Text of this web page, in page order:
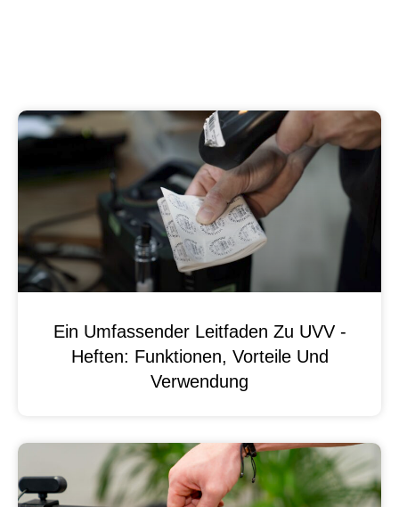
Ein Umfassender Leitfaden Zu UVV -
Heften: Funktionen, Vorteile Und
Verwendung